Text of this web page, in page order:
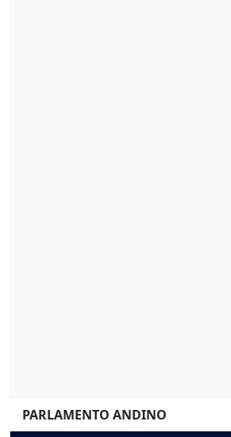
PARLAMENTO ANDINO